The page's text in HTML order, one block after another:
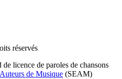
réservés
licence de paroles de chansons
de Musique (SEAM)